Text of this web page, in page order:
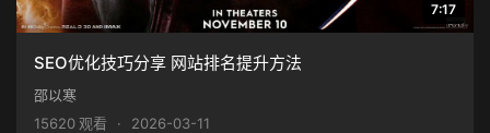
7:17
SEO优化技巧分享 网站排名提升方法
邵以寒
15620 观看
· 2026-03-11